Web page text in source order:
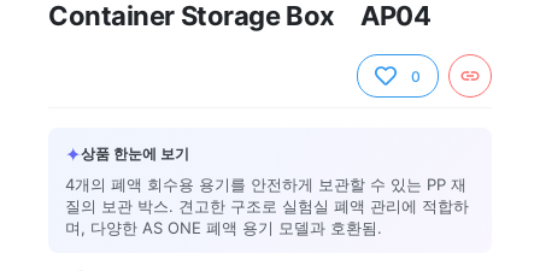
Container Storage Box AP04
0
✦상품 한눈에 보기
4개의 폐액 회수용 용기를 안전하게 보관할 수 있는 PP 재
질의 보관 박스. 견고한 구조로 실험실 폐액 관리에 적합하
며, 다양한 AS ONE 폐액 용기 모델과 호환됨.